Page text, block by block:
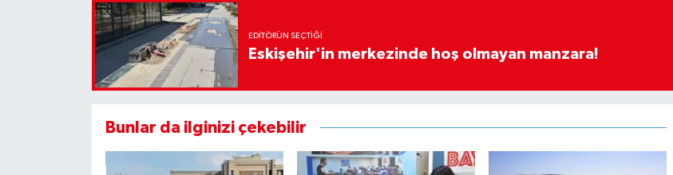
EDITÖRÜN SEÇTIĞI
Eskişehir'in merkezinde hoş olmayan manzara!
Bunlar da ilginizi çekebilir